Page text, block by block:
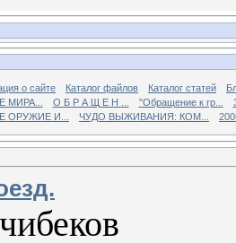
о сайте Каталог файлов Каталог статей
МИРА...
О Б Р А Щ Е Н ... "Обращение к гр...
ОРУЖИЕ И...
ЧУДО ВЫЖИВАНИЯ: КОМ...